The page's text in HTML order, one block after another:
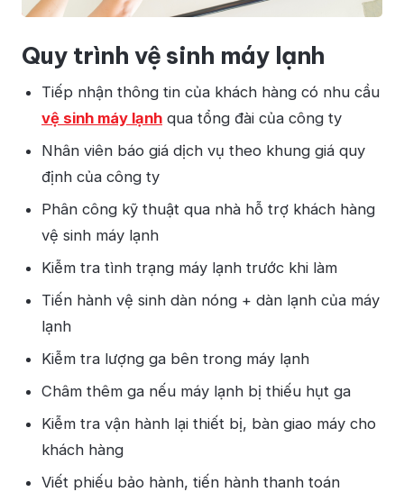
Quy trình vệ sinh máy lạnh
Tiếp nhận thông tin của khách hàng có nhu cầu
vệ sinh máy lạnh qua tổng đài của công ty
Nhân viên báo giá dịch vụ theo khung giá quy
định của công ty
Phân công kỹ thuật qua nhà hỗ trợ khách hàng
vệ sinh máy lạnh
Kiễm tra tình trạng máy lạnh trước khi làm
Tiến hành vệ sinh dàn nóng + dàn lạnh của máy
lạnh
Kiễm tra lượng ga bên trong máy lạnh
Châm thêm ga nếu máy lạnh bị thiếu hụt ga
Kiễm tra vận hành lại thiết bị, bàn giao máy cho
khách hàng
Viết phiếu bảo hành, tiến hành thanh toán